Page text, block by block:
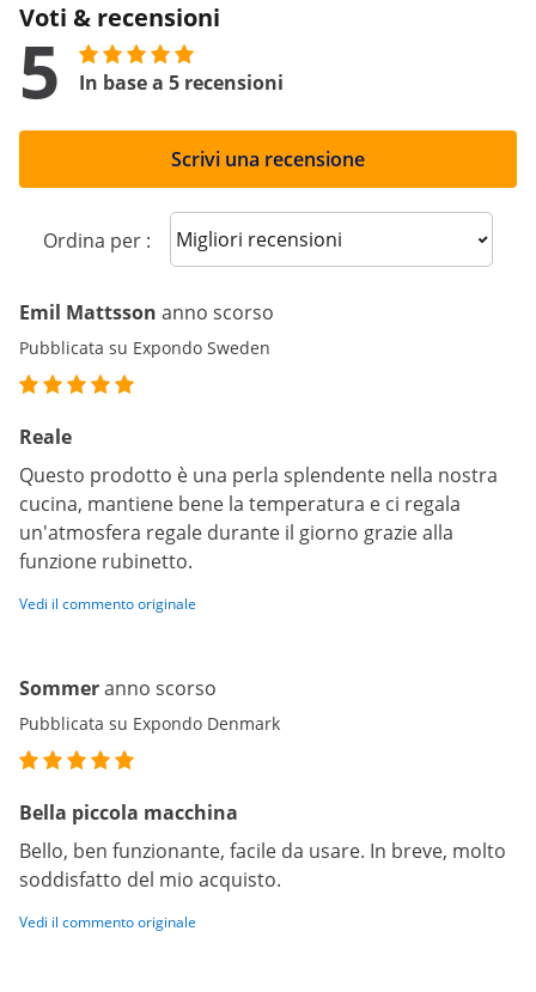
Voti & recensioni
5 In base a 5 recensioni
Scrivi una recensione
Ordina per : Sort reviews
Emil Mattsson anno scorso
Pubblicata su Expondo Sweden
Reale
Questo prodotto è una perla splendente nella nostra
cucina, mantiene bene la temperatura e ci regala
un'atmosfera regale durante il giorno grazie alla
funzione rubinetto.
Vedi il commento originale
Sommeranno scorso
Pubblicata su Expondo Denmark
Bella piccola macchina
Bello, ben funzionante, facile da usare. In breve, molto
soddisfatto del mio acquisto.
Vedi il commento originale